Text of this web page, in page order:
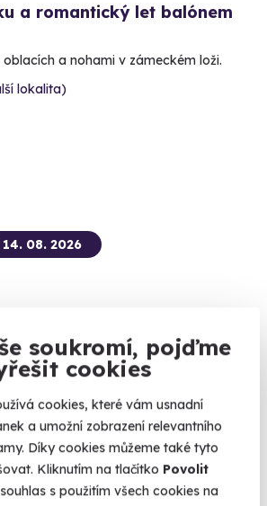
soukromí, pojďme
cookies
cookies, které vám usnadní
a umožní zobrazení relevantního
Díky cookies můžeme také tyto
Kliknutím na tlačítko Povolit
s použitím všech cookies na
a romantický let balónem
a nohami v zámeckém loži.
lokalita)
08. 2026
Zbraně z online stříleček -
zbraně, které znáte z oblíbených